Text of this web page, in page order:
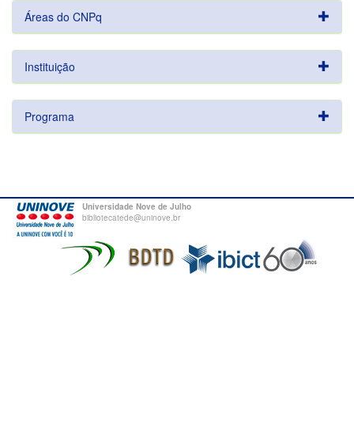
Áreas do CNPq
Instituição
Programa
Universidade Nove de Julho
bibliotecatede@uninove.br